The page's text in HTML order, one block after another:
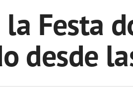
Festa
desde